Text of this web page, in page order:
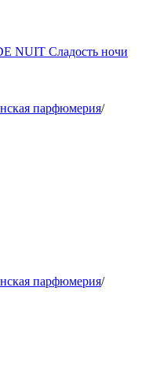
NUIT Сладость ночи
парфюмерия/
парфюмерия/